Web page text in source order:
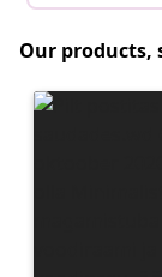
Our products,